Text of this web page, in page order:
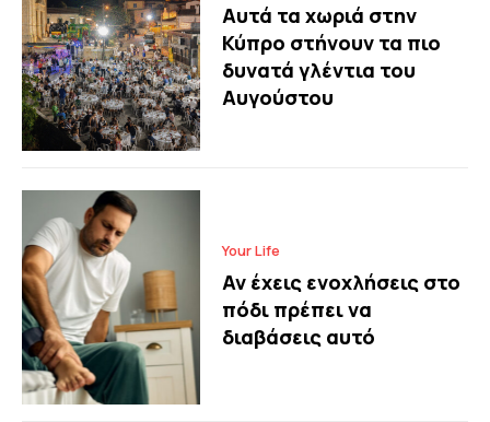
Αυτά τα χωριά στην
Κύπρο στήνουν τα πιο
δυνατά γλέντια του
Αυγούστου
Your Life
Αν έχεις ενοχλήσεις στο
πόδι πρέπει να
διαβάσεις αυτό